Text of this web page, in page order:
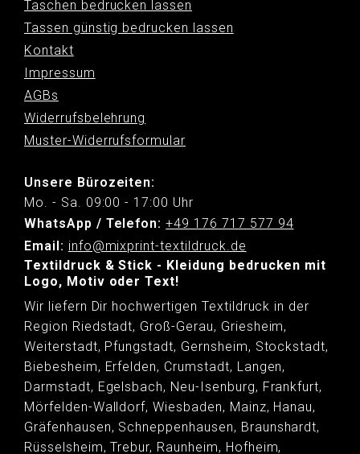
Taschen bedrucken lassen
Tassen günstig bedrucken lassen
Kontakt
Impressum
AGBs
Widerrufsbelehrung
Muster-Widerrufsformular
Unsere Bürozeiten:
Mo. - Sa. 09:00 - 17:00 Uhr
WhatsApp / Telefon: +49 176 717 577 94
Email: info@mixprint-textildruck.de
Textildruck & Stick - Kleidung bedrucken mit
Logo, Motiv oder Text!
Wir liefern Dir hochwertigen Textildruck in der
Region Riedstadt, Groß-Gerau, Griesheim,
Weiterstadt, Pfungstadt, Gernsheim, Stockstadt,
Biebesheim, Erfelden, Crumstadt, Langen,
Darmstadt, Egelsbach, Neu-Isenburg, Frankfurt,
Mörfelden-Walldorf, Wiesbaden, Mainz, Hanau,
Gräfenhausen, Schneppenhausen, Braunshardt,
Rüsselsheim, Trebur, Raunheim, Hofheim,